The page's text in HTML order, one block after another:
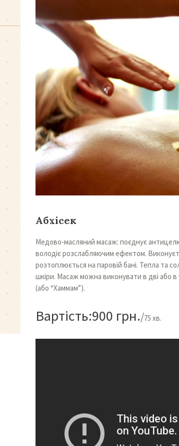
Абхісек
Медово-масляний масаж: поєднує
володіє розслабляючим ефектом.
розтоплюється на паровій бані. Тепла та
шкіри. Масаж можна виконувати в дві або
(або “Хаммам”).
Вартість:900 грн. 75 хв.